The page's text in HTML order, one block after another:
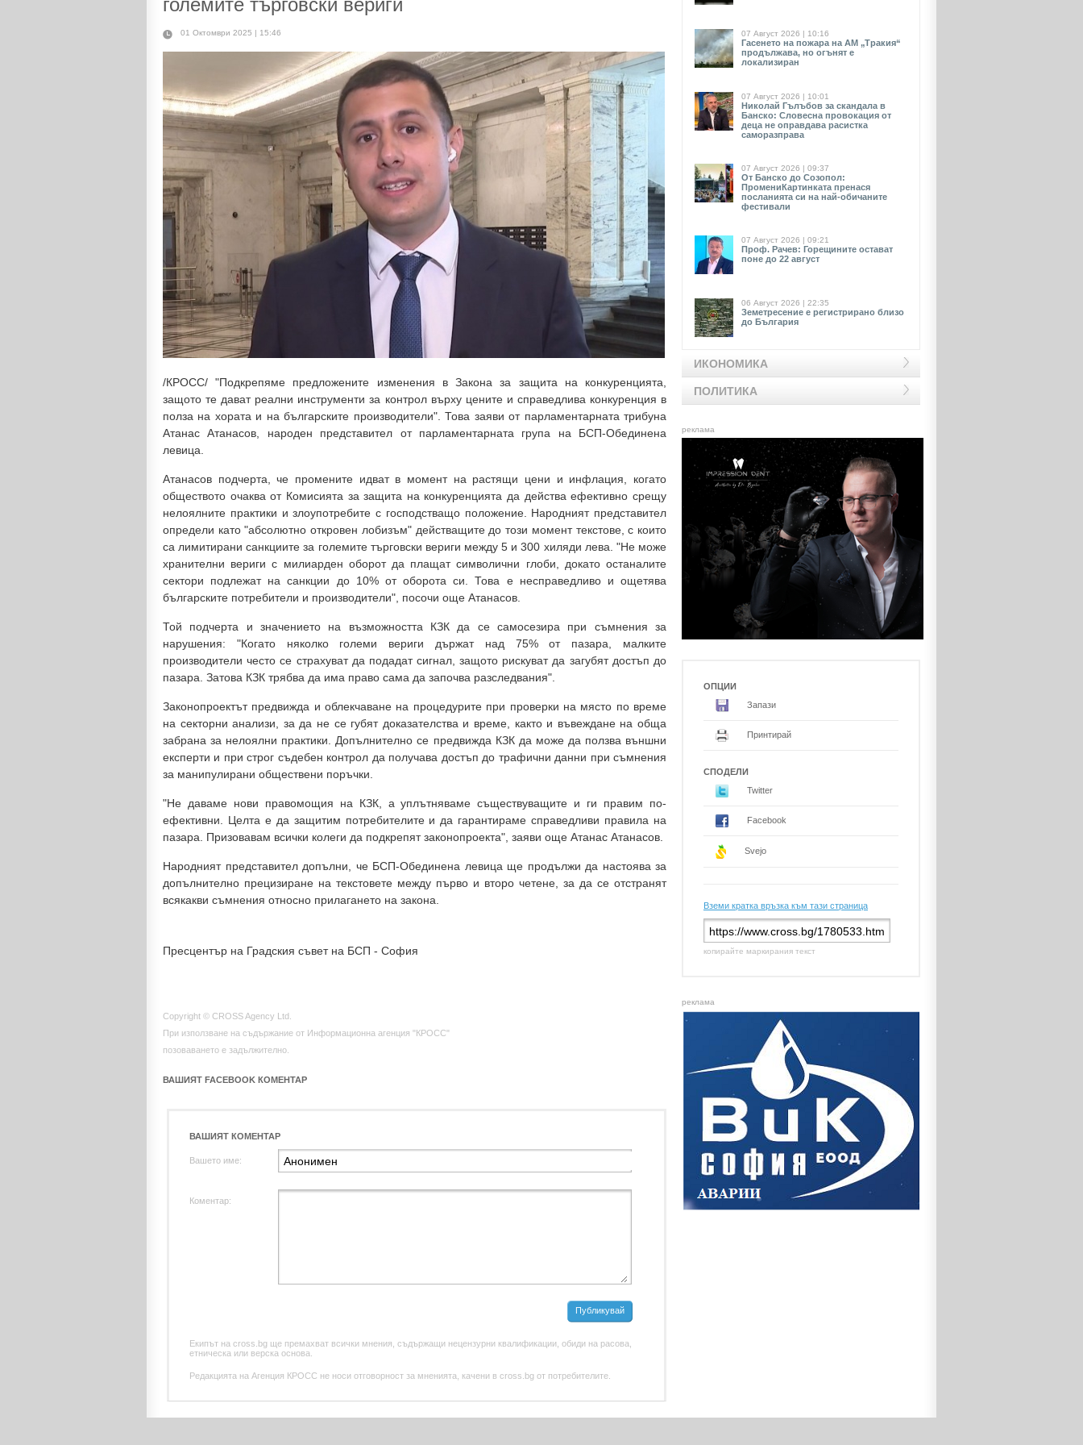
големите търговски вериги
01 Октомври 2025 | 15:46
/КРОСС/ "Подкрепяме предложените изменения в Закона за защита на конкуренцията,
защото те дават реални инструменти за контрол върху цените и справедлива конкуренция в
полза на хората и на българските производители". Това заяви от парламентарната трибуна
Атанас Атанасов, народен представител от парламентарната група на БСП-Обединена
левица.
Атанасов подчерта, че промените идват в момент на растящи цени и инфлация, когато
обществото очаква от Комисията за защита на конкуренцията да действа ефективно срещу
нелоялните практики и злоупотребите с господстващо положение. Народният представител
определи като "абсолютно откровен лобизъм" действащите до този момент текстове, с които
са лимитирани санкциите за големите търговски вериги между 5 и 300 хиляди лева. "Не може
хранителни вериги с милиарден оборот да плащат символични глоби, докато останалите
сектори подлежат на санкции до 10% от оборота си. Това е несправедливо и ощетява
българските потребители и производители", посочи още Атанасов.
Той подчерта и значението на възможността КЗК да се самосезира при съмнения за
нарушения: "Когато няколко големи вериги държат над 75% от пазара, малките
производители често се страхуват да подадат сигнал, защото рискуват да загубят достъп до
пазара. Затова КЗК трябва да има право сама да започва разследвания".
Законопроектът предвижда и облекчаване на процедурите при проверки на място по време
на секторни анализи, за да не се губят доказателства и време, както и въвеждане на обща
забрана за нелоялни практики. Допълнително се предвижда КЗК да може да ползва външни
експерти и при строг съдебен контрол да получава достъп до трафични данни при съмнения
за манипулирани обществени поръчки.
"Не даваме нови правомощия на КЗК, а уплътняваме съществуващите и ги правим по-
ефективни. Целта е да защитим потребителите и да гарантираме справедливи правила на
пазара. Призовавам всички колеги да подкрепят законопроекта", заяви още Атанас Атанасов.
Народният представител допълни, че БСП-Обединена левица ще продължи да настоява за
допълнително прецизиране на текстовете между първо и второ четене, за да се отстранят
всякакви съмнения относно прилагането на закона.
Пресцентър на Градския съвет на БСП - София
Copyright © CROSS Agency Ltd.
При използване на съдържание от Информационна агенция "КРОСС"
позоваването е задължително.
ВАШИЯТ FACEBOOK КОМЕНТАР
ВАШИЯТ КОМЕНТАР
Вашето име:
Коментар:
Публикувай
Екипът на cross.bg ще премахват всички мнения, съдържащи нецензурни квалификации, обиди на расова,
етническа или верска основа.
Редакцията на Агенция КРОСС не носи отговорност за мненията, качени в cross.bg от потребителите.
07 Август 2026 | 10:16
Гасенето на пожара на АМ „Тракия“
продължава, но огънят е
локализиран
07 Август 2026 | 10:01
Николай Гълъбов за скандала в
Банско: Словесна провокация от
деца не оправдава расистка
саморазправа
07 Август 2026 | 09:37
От Банско до Созопол:
ПромениКартинката пренася
посланията си на най-обичаните
фестивали
07 Август 2026 | 09:21
Проф. Рачев: Горещините остават
поне до 22 август
06 Август 2026 | 22:35
Земетресение е регистрирано близо
до България
ИКОНОМИКА
ПОЛИТИКА
реклама
ОПЦИИ
Запази
Принтирай
СПОДЕЛИ
Twitter
Facebook
Svejo
Вземи кратка връзка към тази страница
копирайте маркирания текст
реклама